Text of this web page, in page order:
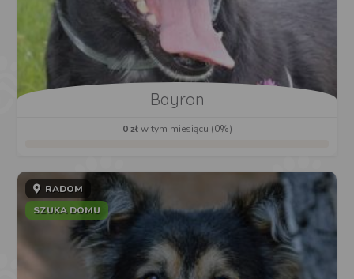
Bayron
0 złw tym miesiącu (0%)
RADOM
SZUKA DOMU